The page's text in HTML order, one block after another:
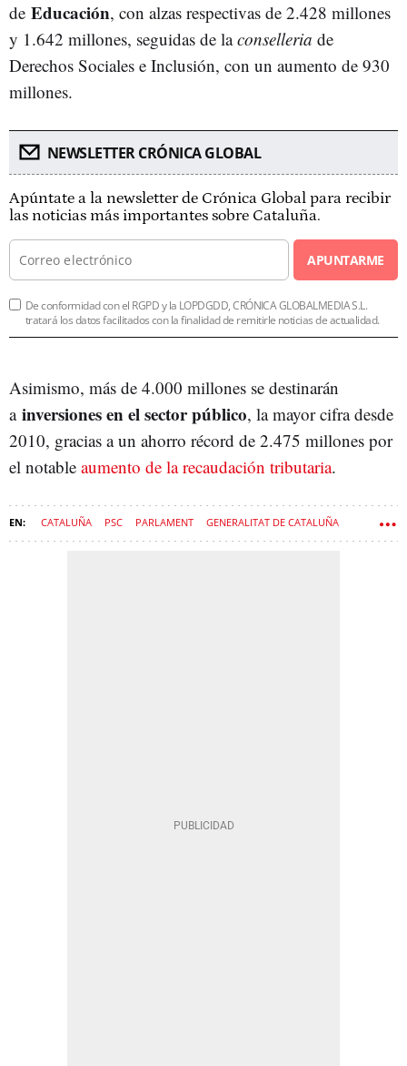
de Educación, con alzas respectivas de 2.428 millones
y 1.642 millones, seguidas de laconselleria de
Derechos Sociales e Inclusión, con un aumento de 930
millones.
NEWSLETTER CRÓNICA GLOBAL
Apúntate a la newsletter de Crónica Global para recibir
las noticias más importantes sobre Cataluña.
APUNTARME
De conformidad con el RGPD y la LOPDGDD, CRÓNICA GLOBALMEDIA S.L.
tratará los datos facilitados con la finalidad de remitirle noticias de actualidad.
Asimismo, más de 4.000 millones se destinarán
a inversiones en el sector público, la mayor cifra desde
2010, gracias a un ahorro récord de 2.475 millones por
el notable aumento de la recaudación tributaria.
CATALUÑA PSC PARLAMENT GENERALITAT DE CATALUÑA